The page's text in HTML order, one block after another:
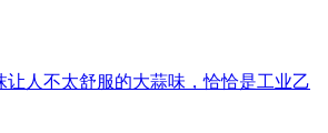
人不太舒服的大蒜味，恰恰是工业乙